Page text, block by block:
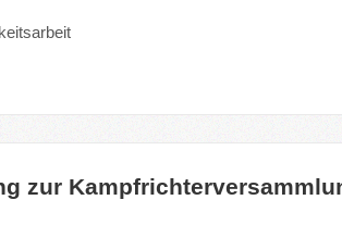
zur